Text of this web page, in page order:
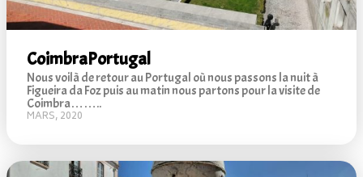
CoimbraPortugal
Nous voilà de retour au Portugal où nous passons la nuit à
Figueira da Foz puis au matin nous partons pour la visite de
Coimbra……..
MARS, 2020